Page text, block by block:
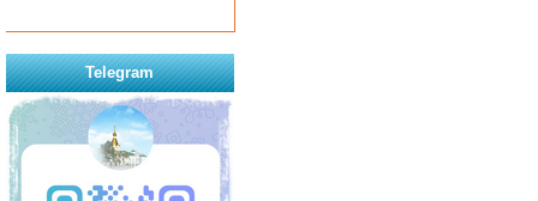
Telegram